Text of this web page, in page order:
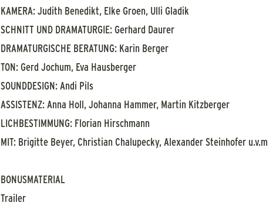
KAMERA: Judith Benedikt, Elke Groen, Ulli Gladik
SCHNITT UND DRAMATURGIE: Gerhard Daurer
DRAMATURGISCHE BERATUNG: Karin Berger
TON: Gerd Jochum, Eva Hausberger
SOUNDDESIGN: Andi Pils
ASSISTENZ: Anna Holl, Johanna Hammer, Martin Kitzberger
LICHBESTIMMUNG: Florian Hirschmann
MIT: Brigitte Beyer, Christian Chalupecky, Alexander Steinhofer u.v.m
BONUSMATERIAL
Trailer